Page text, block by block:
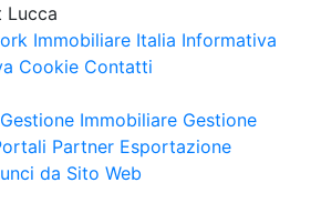
Lucca
Immobiliare Italia Informativa
Cookie Contatti
Gestione Immobiliare Gestione
Partner Esportazione
da Sito Web